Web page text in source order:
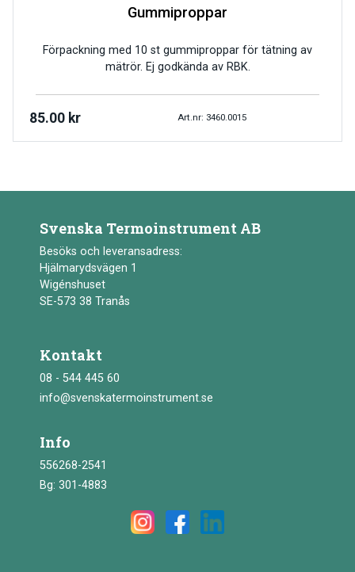
Gummiproppar
Förpackning med 10 st gummiproppar för tätning av
mätrör. Ej godkända av RBK.
85.00 kr Art.nr: 3460.0015
Svenska Termoinstrument AB
Besöks och leveransadress:
Hjälmarydsvägen 1
Wigénshuset
SE-573 38 Tranås
Kontakt
08 - 544 445 60
info@svenskatermoinstrument.se
Info
556268-2541
Bg: 301-4883